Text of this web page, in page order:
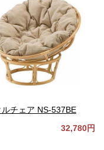
チェア NS-537BE
32,780円